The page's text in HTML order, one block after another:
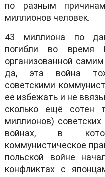
по разным
миллионов человек.
43 миллиона по
погибли во время
организованной
да, эта война
советскими
ее избежать и не
сколько ещё
миллионов)
войнах, в
коммунистическое
польской войне
конфликтах с